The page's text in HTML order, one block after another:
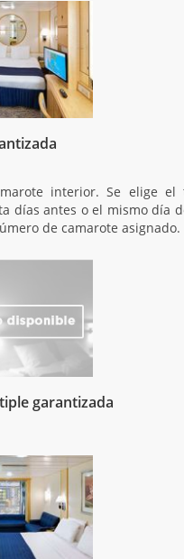
interior. Se elige el
días antes o el mismo día
de camarote asignado.
garantizada